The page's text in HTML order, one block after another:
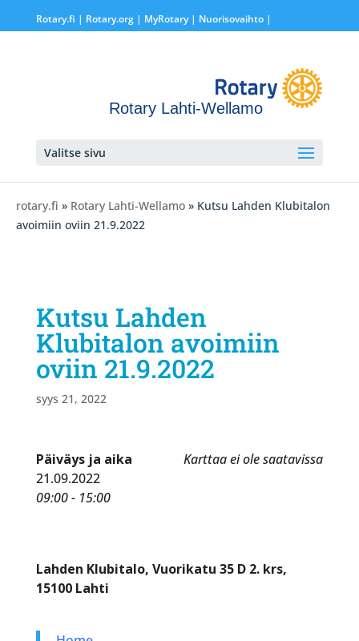
Rotary.fi | Rotary.org| MyRotary | Nuorisovaihto|
Rotary Lahti-Wellamo
Valitse sivu
rotary.fi » Rotary Lahti-Wellamo » Kutsu Lahden Klubitalon
avoimiin oviin 21.9.2022
Kutsu Lahden
Klubitalon avoimiin
oviin 21.9.2022
syys 21, 2022
Karttaa ei ole saatavissa
Päiväys ja aika
21.09.2022
09:00 - 15:00
Lahden Klubitalo, Vuorikatu 35 D 2. krs,
15100 Lahti